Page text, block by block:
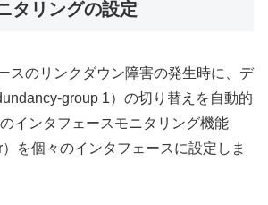
タリングの設定
スのリンクダウン障害の発生時に、デ
group 1）の切り替えを自動的
インタフェースモニタリング機能
）を個々のインタフェースに設定しま